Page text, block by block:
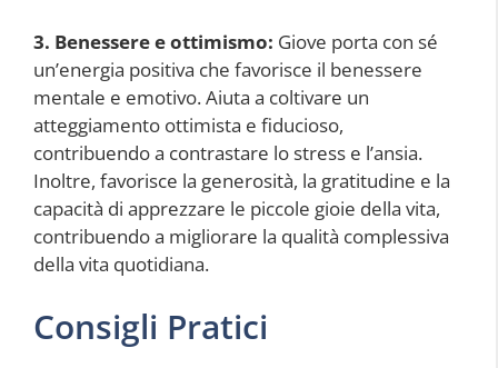
3. Benessere e ottimismo: Giove porta con sé
un’energia positiva che favorisce il benessere
mentale e emotivo. Aiuta a coltivare un
atteggiamento ottimista e fiducioso,
contribuendo a contrastare lo stress e l’ansia.
Inoltre, favorisce la generosità, la gratitudine e la
capacità di apprezzare le piccole gioie della vita,
contribuendo a migliorare la qualità complessiva
della vita quotidiana.
Consigli Pratici